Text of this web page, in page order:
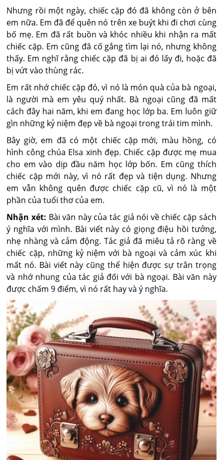
Nhưng rồi một ngày, chiếc cặp đó đã không còn ở bên
em nữa. Em đã để quên nó trên xe buýt khi đi chơi cùng
bố mẹ. Em đã rất buồn và khóc nhiều khi nhận ra mất
chiếc cặp. Em cũng đã cố gắng tìm lại nó, nhưng không
thấy. Em nghĩ rằng chiếc cặp đã bị ai đó lấy đi, hoặc đã
bị vứt vào thùng rác.
Em rất nhớ chiếc cặp đó, vì nó là món quà của bà ngoại,
là người mà em yêu quý nhất. Bà ngoại cũng đã mất
cách đây hai năm, khi em đang học lớp ba. Em luôn giữ
gìn những kỷ niệm đẹp về bà ngoại trong trái tim mình.
Bây giờ, em đã có một chiếc cặp mới, màu hồng, có
hình công chúa Elsa xinh đẹp. Chiếc cặp được mẹ mua
cho em vào dịp đầu năm học lớp bốn. Em cũng thích
chiếc cặp mới này, vì nó rất đẹp và tiện dụng. Nhưng
em vẫn không quên được chiếc cặp cũ, vì nó là một
phần của tuổi thơ của em.
Nhận xét: Bài văn này của tác giả nói về chiếc cặp sách
ý nghĩa với mình. Bài viết này có giọng điệu hồi tưởng,
nhẹ nhàng và cảm động. Tác giả đã miêu tả rõ ràng về
chiếc cặp, những kỷ niệm với bà ngoại và cảm xúc khi
mất nó. Bài viết này cũng thể hiện được sự trân trọng
và nhớ nhung của tác giả đối với bà ngoại. Bài văn này
được chấm 9 điểm, vì nó rất hay và ý nghĩa.